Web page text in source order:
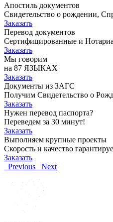
Апостиль документов
Свидетельство о рождении,
Заказать
Перевод документов
Сертифицированные и
Заказать
Мы говорим
на 87 ЯЗЫКАХ
Заказать
Документы из ЗАГС
Получим Свидетельство о
Заказать
Нужен перевод паспорта?
Переведем за 30 минут!
Заказать
Выполняем крупные проекты
Скорость и качество
Заказать
Previous
Next